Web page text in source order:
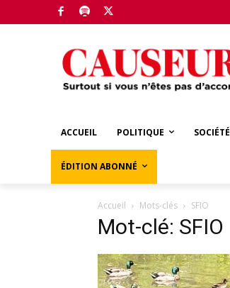
ACCUEIL POLITIQUE SOCIÉTÉ
ÉDITION ABONNÉ
Accueil Mots-clés SFIO
Mot-clé: SFIO